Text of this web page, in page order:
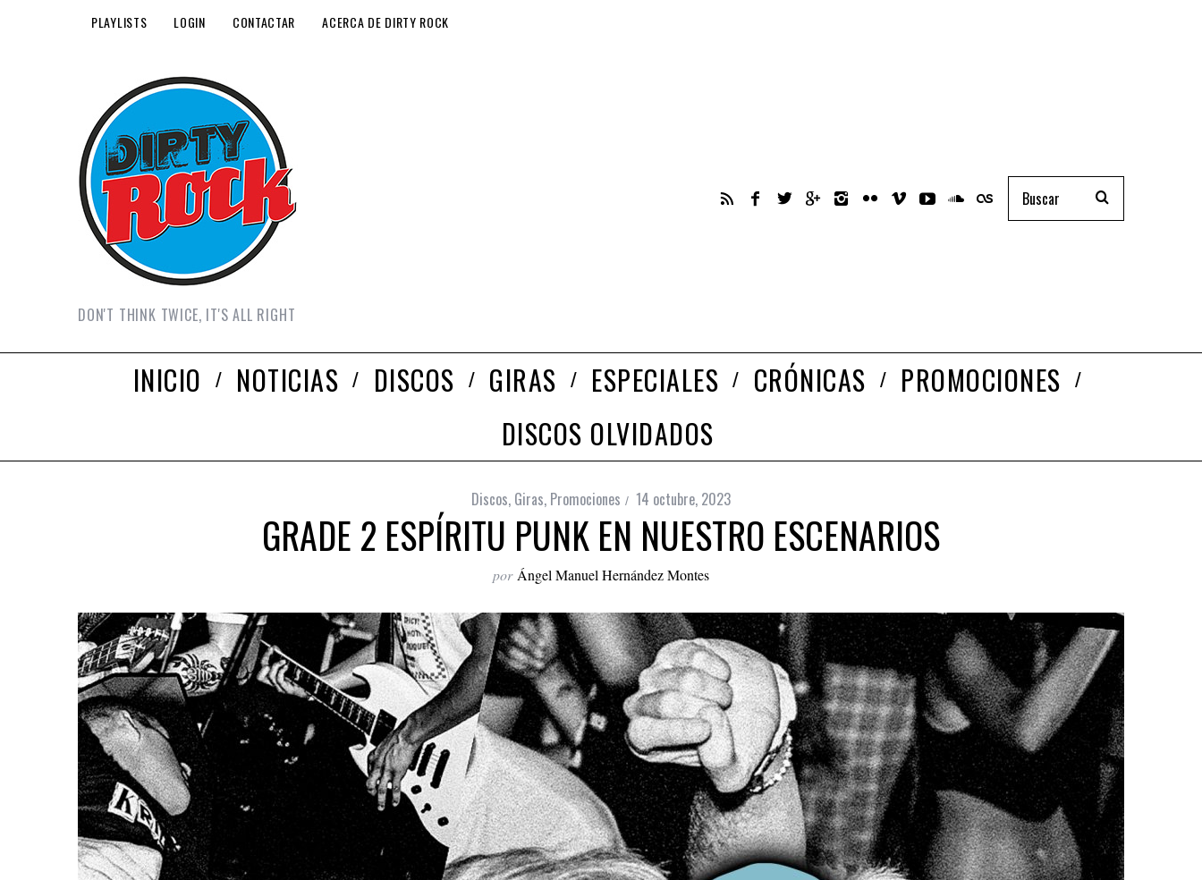
PLAYLISTS LOGIN CONTACTAR ACERCA DE DIRTY ROCK
DON'T THINK TWICE, IT'S ALL RIGHT
INICIO NOTICIAS DISCOS GIRAS ESPECIALES CRÓNICAS
PROMOCIONES
DISCOS OLVIDADOS
Discos, Giras, Promociones 14 octubre, 2023
GRADE 2 ESPÍRITU PUNK EN NUESTRO ESCENARIOS
por Ángel Manuel Hernández Montes